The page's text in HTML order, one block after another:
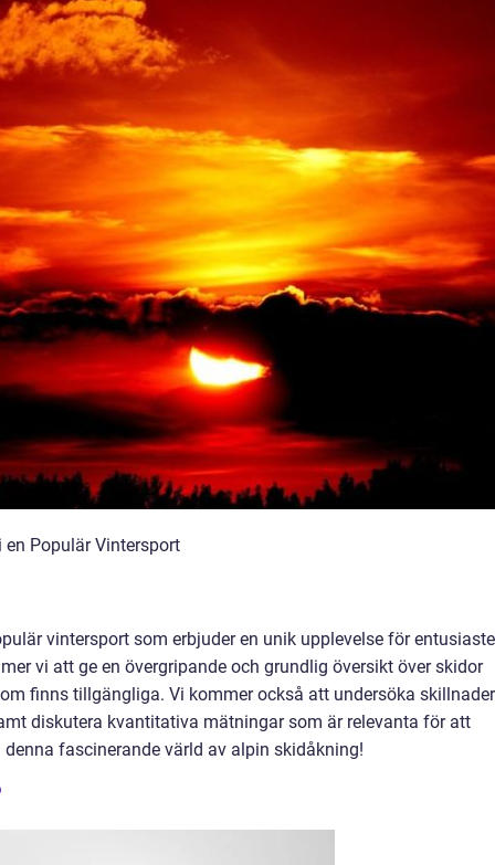
Populär Vintersport
vintersport som erbjuder en unik upplevelse för
vi att ge en övergripande och grundlig översikt över skidor
finns tillgängliga. Vi kommer också att undersöka
diskutera kvantitativa mätningar som är relevanta för att
fascinerande värld av alpin skidåkning!